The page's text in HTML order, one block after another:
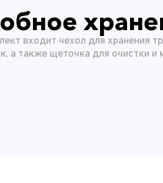
входит чехол для хранения
а также щеточка для очистки и